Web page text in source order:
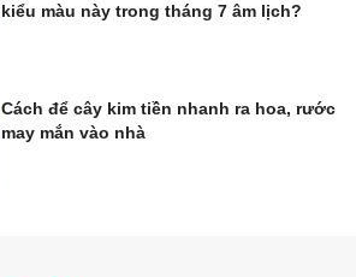
kiểu màu này trong tháng 7 âm lịch?
Cách để cây kim tiền nhanh ra hoa, rước
may mắn vào nhà